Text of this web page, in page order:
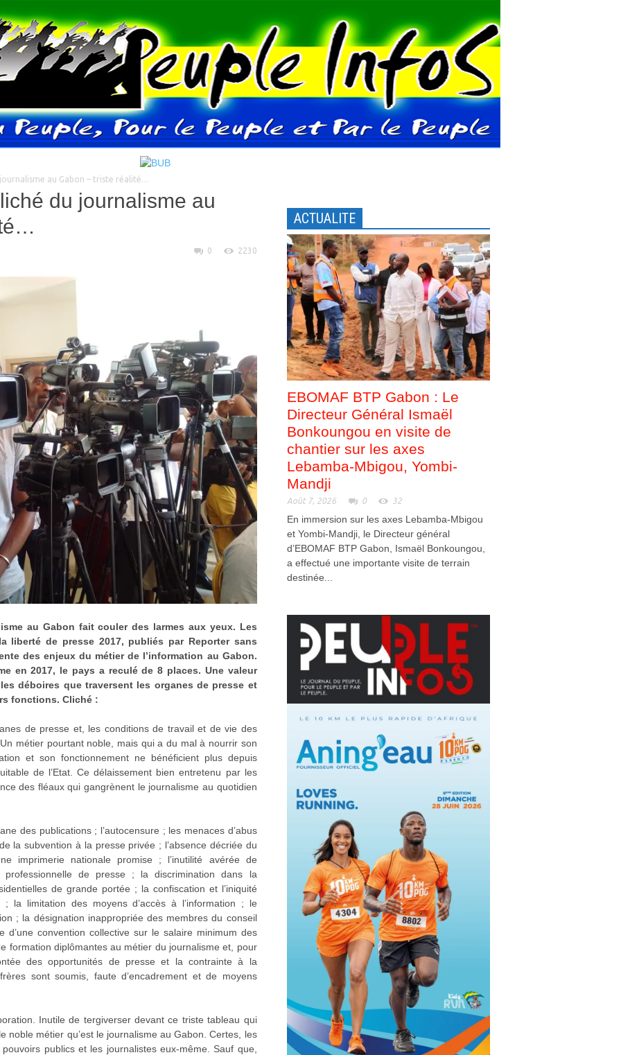
au Gabon – triste réalité…
du journalisme au
0 2230
au Gabon fait couler des larmes aux yeux. Les
liberté de presse 2017, publiés par Reporter sans
des enjeux du métier de l’information au Gabon.
en 2017, le pays a reculé de 8 places. Une valeur
déboires que traversent les organes de presse et
fonctions. Cliché :
de presse et, les conditions de travail et de vie des
métier pourtant noble, mais qui a du mal à nourrir son
et son fonctionnement ne bénéficient plus depuis
de l’Etat. Ce délaissement bien entretenu par les
des fléaux qui gangrènent le journalisme au quotidien
des publications ; l’autocensure ; les menaces d’abus
la subvention à la presse privée ; l’absence décriée du
imprimerie nationale promise ; l’inutilité avérée de
de presse ; la discrimination dans la
de grande portée ; la confiscation et l’iniquité
; la limitation des moyens d’accès à l’information ; le
; la désignation inappropriée des membres du conseil
d’une convention collective sur le salaire minimum des
formation diplômantes au métier du journalisme et, pour
des opportunités de presse et la contrainte à la
sont soumis, faute d’encadrement et de moyens
Inutile de tergiverser devant ce triste tableau qui
noble métier qu’est le journalisme au Gabon. Certes, les
publics et les journalistes eux-même. Sauf que,
ACTUALITE
EBOMAF BTP Gabon : Le
Directeur Général Ismaël
Bonkoungou en visite de
chantier sur les axes
Lebamba-Mbigou, Yombi-
Mandji
Août 7, 2026 0 32
En immersion sur les axes Lebamba-Mbigou
et Yombi-Mandji, le Directeur général
d’EBOMAF BTP Gabon, Ismaël Bonkoungou,
a effectué une importante visite de terrain
destinée...